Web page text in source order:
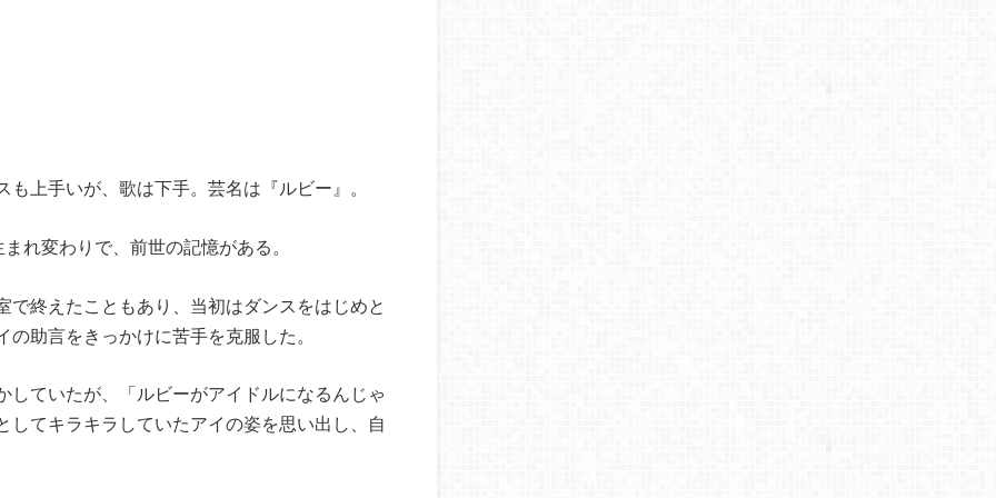
上手いが、歌は下手。芸名は『ルビー』。
れ変わりで、前世の記憶がある。
終えたこともあり、当初はダンスをはじめと
助言をきっかけに苦手を克服した。
ていたが、「ルビーがアイドルになるんじゃ
てキラキラしていたアイの姿を思い出し、自